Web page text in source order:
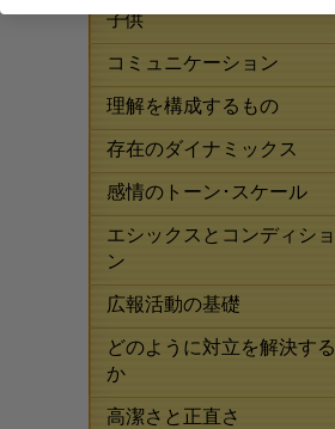
子供
コミュニケーション
理解を構成するもの
存在のダイナミックス
感情のトーン･スケール
エシックスとコンディショ
ン
広報活動の基礎
どのように対立を解決する
か
高潔さと正直さ